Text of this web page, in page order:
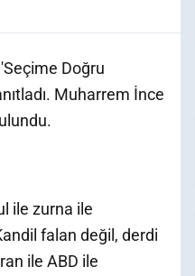
Doğru
Muharrem İnce
ile zurna ile
falan değil, derdi
ile ABD ile